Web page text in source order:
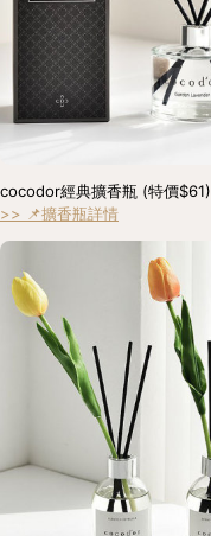
cocodor經典擴香瓶 (特價$61)
>> 📌擴香瓶詳情